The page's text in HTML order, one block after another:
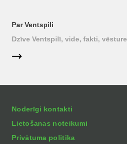
Par Ventspili
Dzīve Ventspilī, vide, fakti, vēsture
Noderīgi kontakti
Lietošanas noteikumi
Privātuma politika